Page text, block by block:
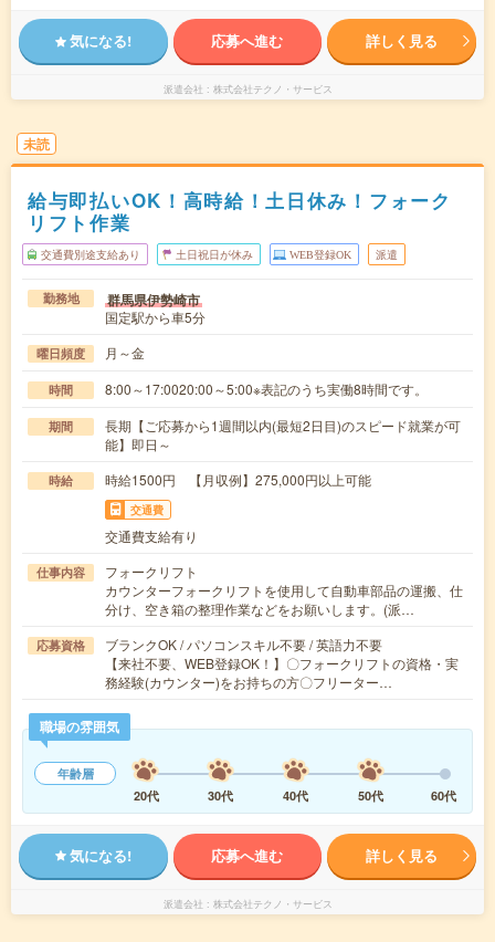
気になる! 応募へ進む 詳しく見る
派遣会社 株式会社テクノ・サービス
未読
給与即払いOK！高時給！土日休み！フォーク
リフト作業
交通費別途支給あり 土日祝日が休み WEB登録OK 派遣
勤務地 群馬県伊勢崎市
国定駅から車5分
曜日頻度 月～金
時間 8:00～17:0020:00～5:00※表記のうち実働8時間です。
期間
長期【ご応募から1週間以内(最短2日目)のスピード就業が可
能】即日～
時給 時給1500円 【月収例】275,000円以上可能
交通費
交通費支給有り
仕事内容
フォークリフト
カウンターフォークリフトを使用して自動車部品の運搬、仕
分け、空き箱の整理作業などをお願いします。(派…
応募資格
ブランクOK / パソコンスキル不要 / 英語力不要
【来社不要、WEB登録OK！】〇フォークリフトの資格・実
務経験(カウンター)をお持ちの方〇フリーター…
職場の雰囲気
年齢層
20代
30代 40代 50代 60代
気になる! 応募へ進む 詳しく見る
派遣会社 株式会社テクノ・サービス